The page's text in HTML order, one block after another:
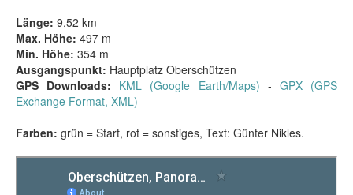
Länge: 9,52 km
Max. Höhe: 497 m
Min. Höhe: 354 m
Ausgangspunkt: Hauptplatz Oberschützen
GPS Downloads: KML (Google Earth/Maps) - GPX (GPS
Exchange Format, XML)
Farben: grün = Start, rot = sonstiges, Text: Günter Nikles.